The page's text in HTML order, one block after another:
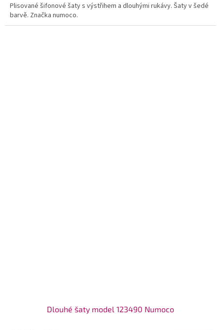
Plisované šifonové šaty s výstřihem a dlouhými rukávy. Šaty v šedé
barvě. Značka numoco.
Dlouhé šaty model 123490 Numoco